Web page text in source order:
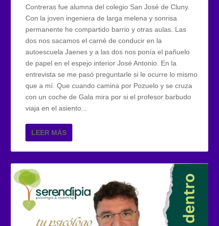
Contreras fue alumna del colegio San José de Cluny.
Con la joven ingeniera de larga melena y sonrisa
permanente he compartido barrio y otras aulas. Las
dos nos sacamos el carné de conducir en la
autoescuela Jaenes y a las dos nos ponía el pañuelo
de papel en el espejo interior José Antonio. En la
entrevista se me pasó preguntarle si le ocurre lo mismo
que a mí. Que cuando camina por Pozuelo y se cruza
con un coche de Gala mira por si el profesor barbudo
viaja en el asiento...
LEER MÁS